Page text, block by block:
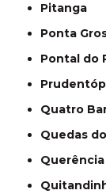
Pitanga
Ponta
Pontal do
Quatro
Quedas